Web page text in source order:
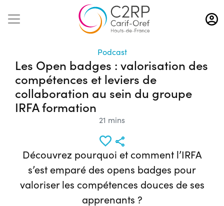
Aller
au
contenu
Podcast
Les Open badges : valorisation des
compétences et leviers de
collaboration au sein du groupe
IRFA formation
21 mins
Découvrez pourquoi et comment l’IRFA
s’est emparé des opens badges pour
valoriser les compétences douces de ses
apprenants ?